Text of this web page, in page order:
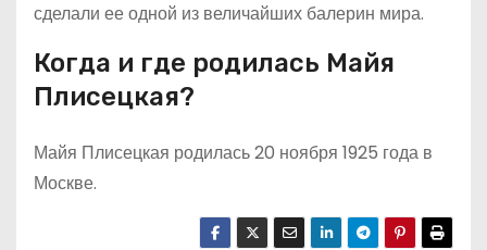
сделали ее одной из величайших балерин мира.
Когда и где родилась Майя
Плисецкая?
Майя Плисецкая родилась 20 ноября 1925 года в
Москве.